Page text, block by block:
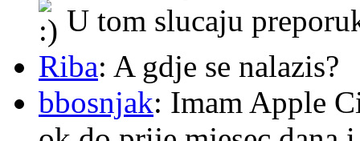
U tom slucaju
Riba: A gdje se nalazis?
bbosnjak: Imam Apple